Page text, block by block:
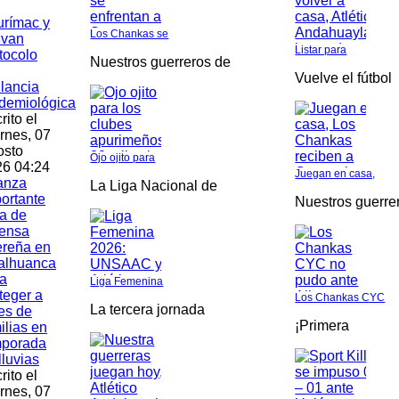
y
el
07
04:24
de
en
a
de
en
el
07
Los Chankas se
Nuestros guerreros de
Ojo ojito para
La Liga Nacional de
Liga Femenina
La tercera jornada
Listar para
Vuelve el fútbol
Juegan en casa,
Nuestros
Los Chankas CYC
¡Primera